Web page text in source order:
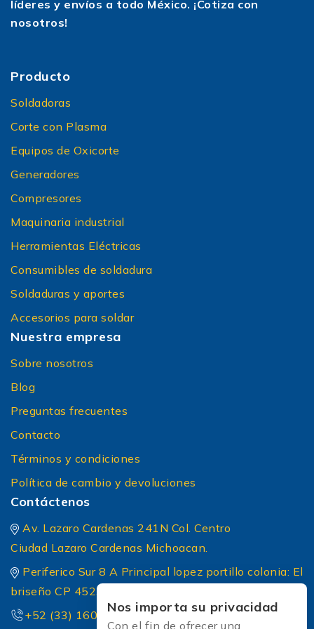
líderes y envíos a todo México. ¡Cotiza con
nosotros!
Producto
Soldadoras
Corte con Plasma
Equipos de Oxicorte
Generadores
Compresores
Maquinaria industrial
Herramientas Eléctricas
Consumibles de soldadura
Soldaduras y aportes
Accesorios para soldar
Nuestra empresa
Sobre nosotros
Blog
Preguntas frecuentes
Contacto
Términos y condiciones
Política de cambio y devoluciones
Contáctenos
Av. Lazaro Cardenas 241N Col. Centro
Ciudad Lazaro Cardenas Michoacan.
Periferico Sur 8 A Principal lopez portillo colonia: El
briseño CP 45236 Zapopan Jalisco
+52 (33) 1604 5032Nos importa su privacidad
Con el fin de ofrecer una